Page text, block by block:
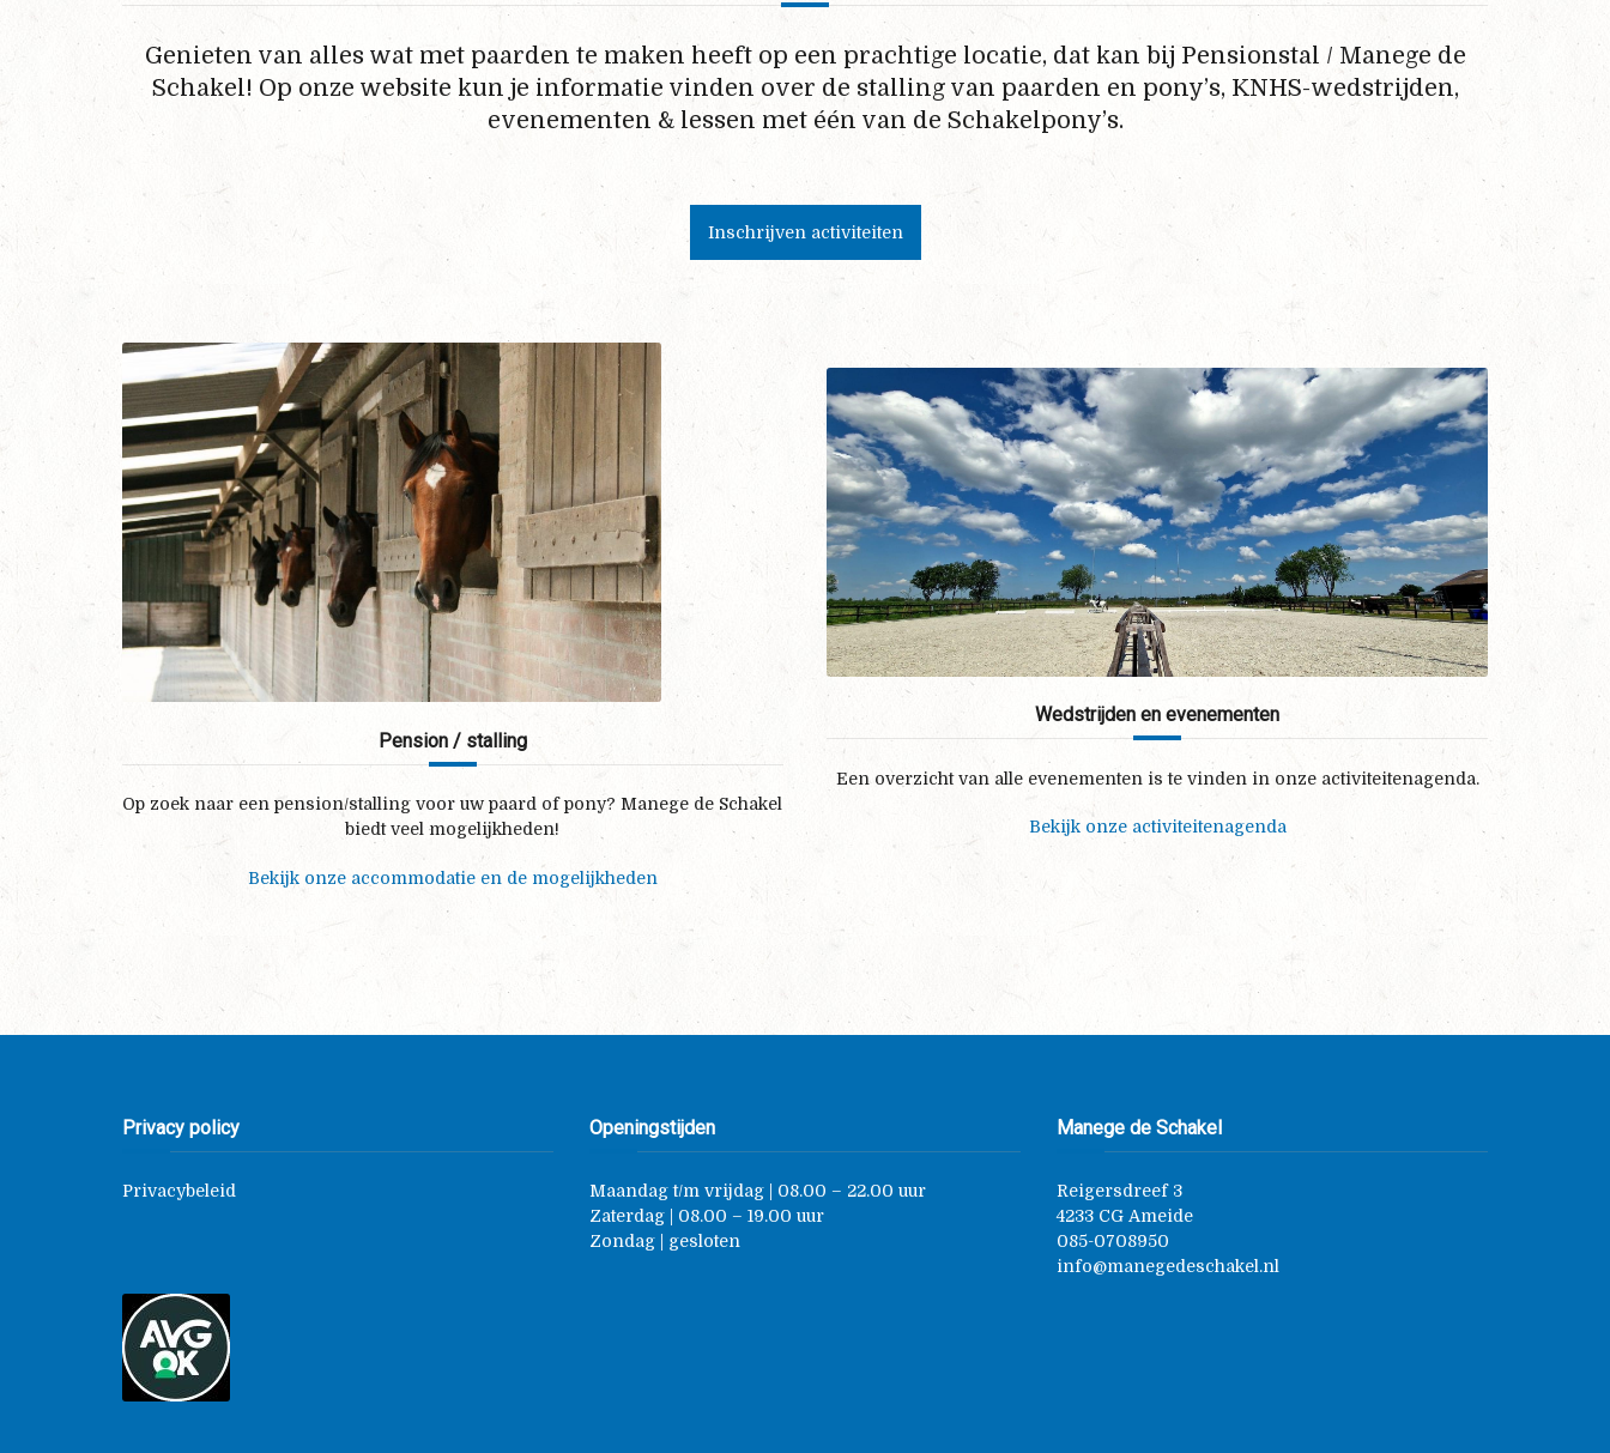
Genieten van alles wat met paarden te maken heeft op een prachtige locatie, dat kan bij Pensionstal / Manege de
Schakel! Op onze website kun je informatie vinden over de stalling van paarden en pony’s, KNHS-wedstrijden,
evenementen & lessen met één van de Schakelpony’s.
Inschrijven activiteiten
Pension / stalling
Op zoek naar een pension/stalling voor uw paard of pony? Manege de Schakel
biedt veel mogelijkheden!
Bekijk onze accommodatie en de mogelijkheden
Wedstrijden en evenementen
Een overzicht van alle evenementen is te vinden in onze activiteitenagenda.
Bekijk onze activiteitenagenda
Privacy policy
Privacybeleid
Openingstijden
Maandag t/m vrijdag | 08.00 – 22.00 uur
Zaterdag | 08.00 – 19.00 uur
Zondag | gesloten
Manege de Schakel
Reigersdreef 3
4233 CG Ameide
085-0708950
info@manegedeschakel.nl